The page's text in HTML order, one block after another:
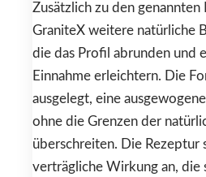
Zusätzlich zu den
GraniteX weitere natürliche
die das Profil abrunden und
Einnahme erleichtern. Die
ausgelegt, eine
ohne die Grenzen der
überschreiten. Die Rezeptur
verträgliche Wirkung an, die